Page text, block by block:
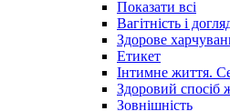
Показати всі
Вагітність і
Здорове
Етикет
Інтимне життя.
Здоровий спосіб
Зовнішність